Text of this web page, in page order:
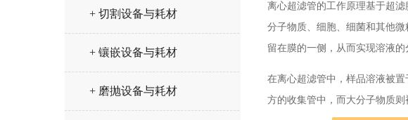
+ 切割设备与耗材
+ 镶嵌设备与耗材
+ 磨抛设备与耗材
离心超滤管的工作原理基于超
分子物质、细胞、细菌和其他
留在膜的一侧，从而实现溶液的
在离心超滤管中，样品溶液被
方的收集管中，而大分子物质则